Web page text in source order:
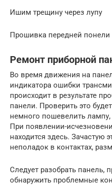
Ишим трещину через лупу
Прошивка передней понели
Ремонт приборной
Во время движения на
индикатора ошибки
происходит в результате
панели. Проверить это
немного пошевелить
При появлении-
находится здесь. Зачастую
неполадок в контактах,
Следует разобрать панель,
обнаружить проблемные